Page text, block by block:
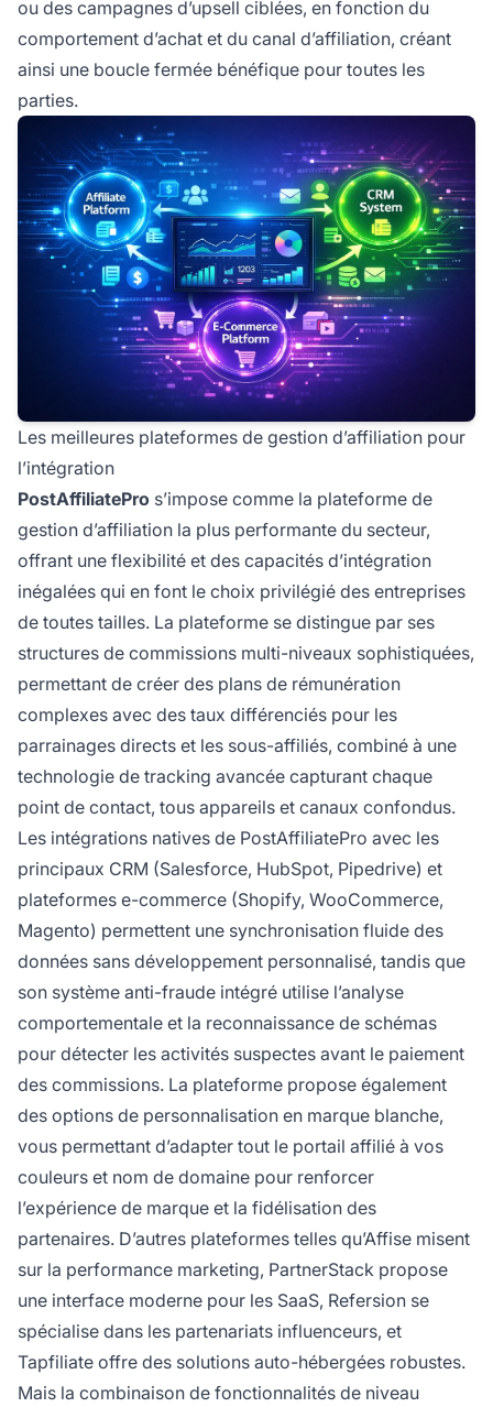
ou des campagnes d’upsell ciblées, en fonction du
comportement d’achat et du canal d’affiliation, créant
ainsi une boucle fermée bénéfique pour toutes les
parties.
Les meilleures plateformes de gestion d’affiliation pour
l’intégration
PostAffiliatePro s’impose comme la plateforme de
gestion d’affiliation la plus performante du secteur,
offrant une flexibilité et des capacités d’intégration
inégalées qui en font le choix privilégié des entreprises
de toutes tailles. La plateforme se distingue par ses
structures de commissions multi-niveaux sophistiquées,
permettant de créer des plans de rémunération
complexes avec des taux différenciés pour les
parrainages directs et les sous-affiliés, combiné à une
technologie de tracking avancée capturant chaque
point de contact, tous appareils et canaux confondus.
Les intégrations natives de PostAffiliatePro avec les
principaux CRM (Salesforce, HubSpot, Pipedrive) et
plateformes e-commerce (Shopify, WooCommerce,
Magento) permettent une synchronisation fluide des
données sans développement personnalisé, tandis que
son système anti-fraude intégré utilise l’analyse
comportementale et la reconnaissance de schémas
pour détecter les activités suspectes avant le paiement
des commissions. La plateforme propose également
des options de personnalisation en marque blanche,
vous permettant d’adapter tout le portail affilié à vos
couleurs et nom de domaine pour renforcer
l’expérience de marque et la fidélisation des
partenaires. D’autres plateformes telles qu’Affise misent
sur la performance marketing, PartnerStack propose
une interface moderne pour les SaaS, Refersion se
spécialise dans les partenariats influenceurs, et
Tapfiliate offre des solutions auto-hébergées robustes.
Mais la combinaison de fonctionnalités de niveau